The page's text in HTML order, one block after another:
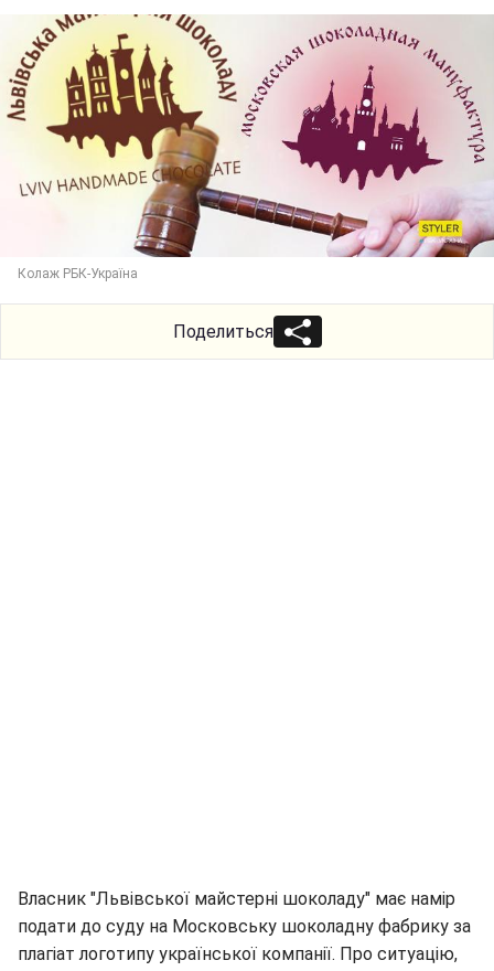
Колаж РБК-Україна
Поделиться
Власник "Львівської майстерні шоколаду" має намір
подати до суду на Московську шоколадну фабрику за
плагіат логотипу української компанії. Про ситуацію,